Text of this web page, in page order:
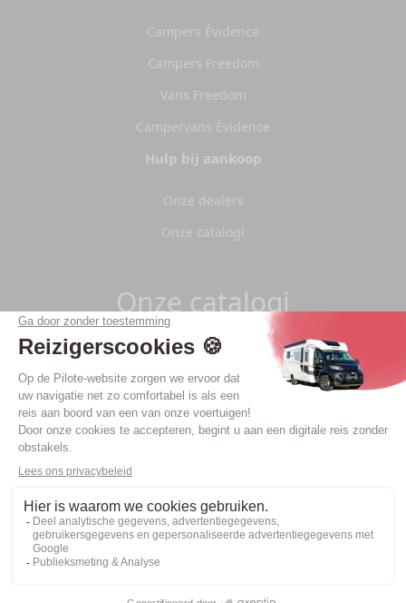
Campers Évidence
Campers Freedom
Vans Freedom
Campervans Évidence
Hulp bij aankoop
Onze dealers
Onze catalogi
Onze catalogi
Download de Pilote 2026-catalogi.
Download
Juridische kennisgevingPrivacybeleid
Website made by